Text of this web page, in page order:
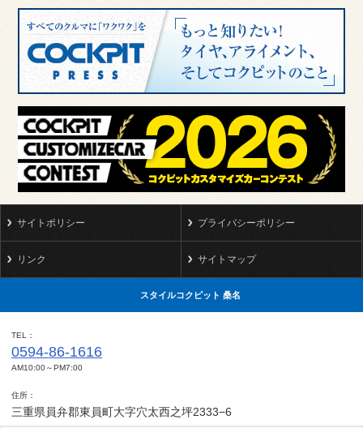
サイトポリシー プライバシーポリシー
リンク サイトマップ
スタイルコクピット 桑名
TEL
0594-86-1616
AM10:00～PM7:00
住所
三重県員弁郡東員町大字穴太西之坪2333−6